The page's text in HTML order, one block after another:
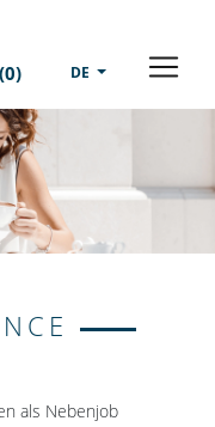
(0) DE
als Nebenjob